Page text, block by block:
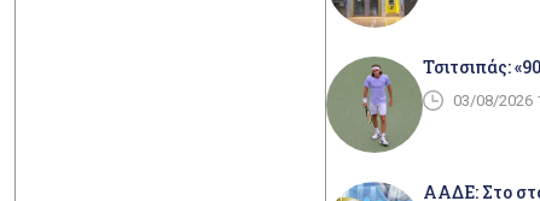
Τσιτσιπάς:
03/08/2026
ΑΑΔΕ: Στο